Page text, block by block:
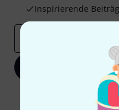
Inspirierende
Mit Klick auf „Jetzt
Werbung und einer